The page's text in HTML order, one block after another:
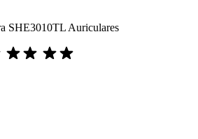
SHE3010TL Auriculares